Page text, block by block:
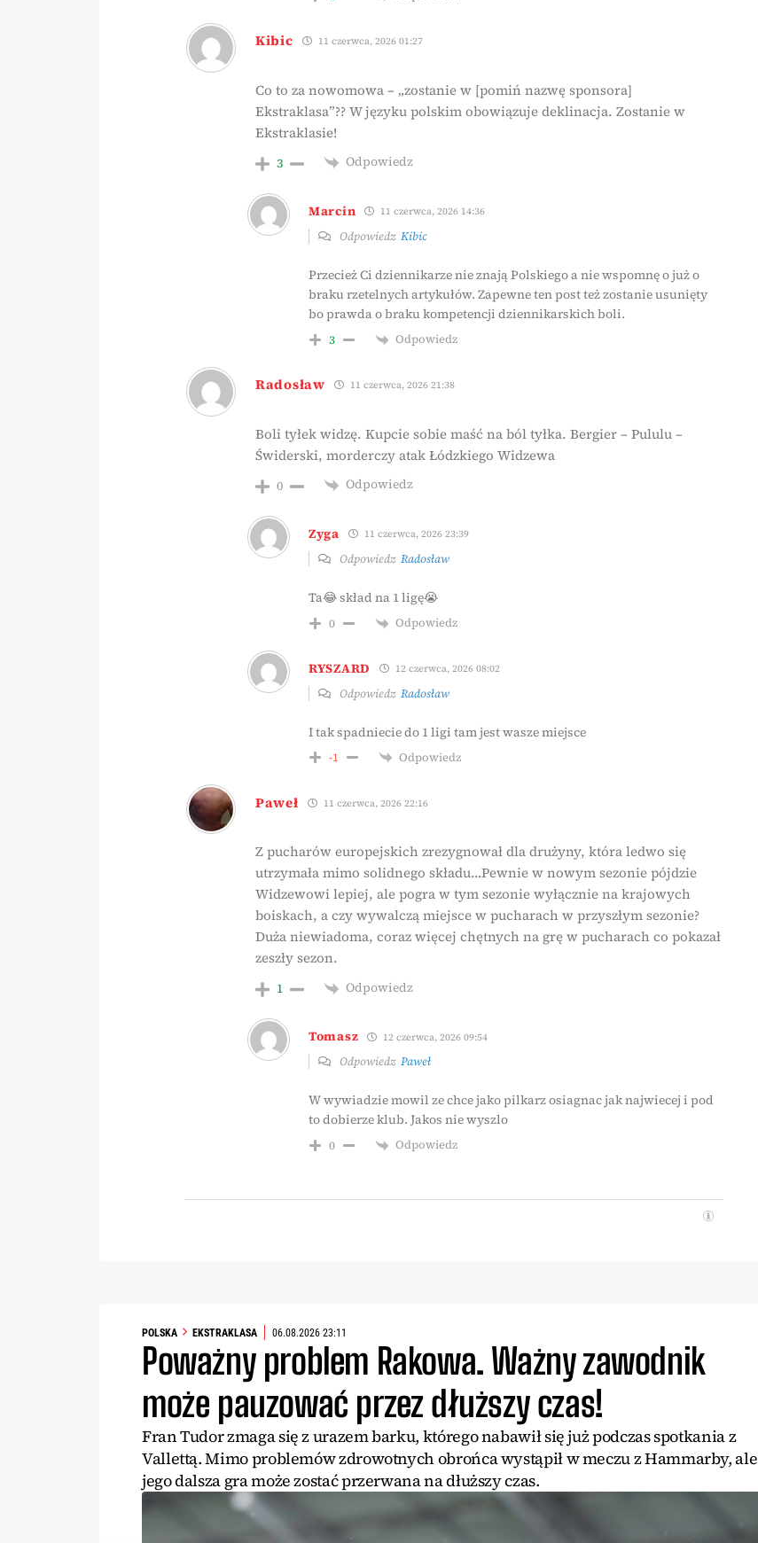
Kibic 11 czerwca, 2026 01:27
Co to za nowomowa – „zostanie w [pomiń nazwę sponsora]
Ekstraklasa”?? W języku polskim obowiązuje deklinacja. Zostanie w
Ekstraklasie!
3 Odpowiedz
Marcin 11 czerwca, 2026 14:36
Odpowiedz Kibic
Przecież Ci dziennikarze nie znają Polskiego a nie wspomnę o już o
braku rzetelnych artykułów. Zapewne ten post też zostanie usunięty
bo prawda o braku kompetencji dziennikarskich boli.
3 Odpowiedz
Radosław 11 czerwca, 2026 21:38
Boli tyłek widzę. Kupcie sobie maść na ból tyłka. Bergier – Pululu –
Świderski, morderczy atak Łódzkiego Widzewa
0 Odpowiedz
Zyga 11 czerwca, 2026 23:39
Odpowiedz Radosław
Ta😂 skład na 1 ligę😭
0 Odpowiedz
RYSZARD 12 czerwca, 2026 08:02
Odpowiedz Radosław
I tak spadniecie do 1 ligi tam jest wasze miejsce
-1 Odpowiedz
Paweł 11 czerwca, 2026 22:16
Z pucharów europejskich zrezygnował dla drużyny, która ledwo się
utrzymała mimo solidnego składu…Pewnie w nowym sezonie pójdzie
Widzewowi lepiej, ale pogra w tym sezonie wyłącznie na krajowych
boiskach, a czy wywalczą miejsce w pucharach w przyszłym sezonie?
Duża niewiadoma, coraz więcej chętnych na grę w pucharach co pokazał
zeszły sezon.
1 Odpowiedz
Tomasz 12 czerwca, 2026 09:54
Odpowiedz Paweł
W wywiadzie mowil ze chce jako pilkarz osiagnac jak najwiecej i pod
to dobierze klub. Jakos nie wyszlo
0 Odpowiedz
POLSKA EKSTRAKLASA 06.08.2026 23:11
Poważny problem Rakowa. Ważny zawodnik
może pauzować przez dłuższy czas!
Fran Tudor zmaga się z urazem barku, którego nabawił się już podczas spotkania z
Vallettą. Mimo problemów zdrowotnych obrońca wystąpił w meczu z Hammarby, ale
jego dalsza gra może zostać przerwana na dłuższy czas.